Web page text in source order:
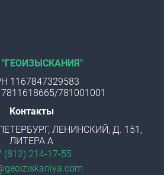
1167847329583
781001001
Контакты
ЛЕНИНСКИЙ, Д. 151,
ЛИТЕРА А
(812) 214-17-55